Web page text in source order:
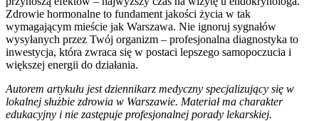
Zdrowie hormonalne to fundament jakości życia w tak
wymagającym mieście jak Warszawa. Nie ignoruj sygnałów
wysyłanych przez Twój organizm – profesjonalna diagnostyka to
inwestycja, która zwraca się w postaci lepszego samopoczucia i
większej energii do działania.
Autorem artykułu jest dziennikarz medyczny specjalizujący się w
lokalnej służbie zdrowia w Warszawie. Materiał ma charakter
edukacyjny i nie zastępuje profesjonalnej porady lekarskiej.